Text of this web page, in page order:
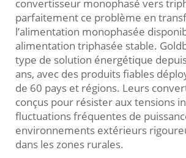
convertisseur monophasé vers
parfaitement ce problème en
l’alimentation monophasée
alimentation triphasée stable.
type de solution énergétique
ans, avec des produits fiables
de 60 pays et régions. Leurs
conçus pour résister aux tensions
fluctuations fréquentes de
environnements extérieurs
dans les zones rurales.